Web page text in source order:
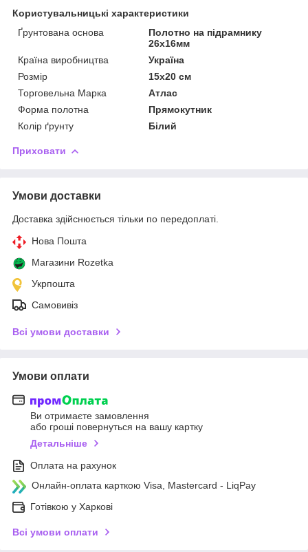
Користувальницькі характеристики
Ґрунтована основа
Полотно на підрамнику
26х16мм
Країна виробництва
Україна
Розмір
15х20 см
Торговельна Марка
Атлас
Форма полотна
Прямокутник
Колір ґрунту
Білий
Приховати
Умови доставки
Доставка здійснюється тільки по передоплаті.
Нова Пошта
Магазини Rozetka
Укрпошта
Самовивіз
Всі умови доставки
Умови оплати
Ви отримаєте замовлення
або гроші повернуться на вашу картку
Детальніше
Оплата на рахунок
Онлайн-оплата карткою Visa, Mastercard - LiqPay
Готівкою у Харкові
Всі умови оплати